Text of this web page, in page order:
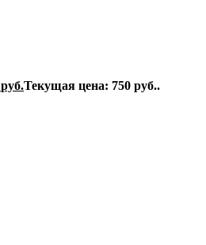
руб.Текущая цена: 750 руб..